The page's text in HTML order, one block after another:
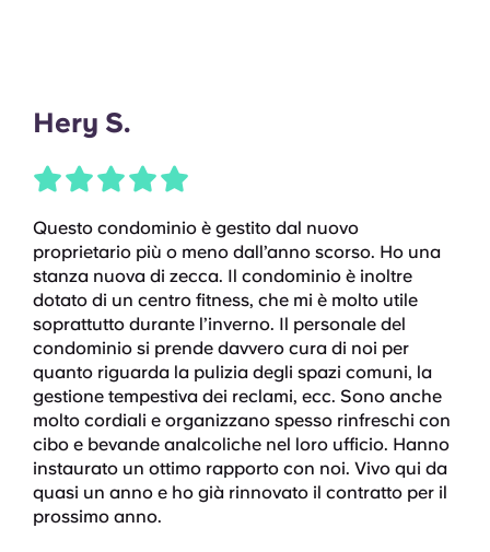
Hery S.
Questo condominio è gestito dal nuovo
proprietario più o meno dall’anno scorso. Ho una
stanza nuova di zecca. Il condominio è inoltre
dotato di un centro fitness, che mi è molto utile
soprattutto durante l’inverno. Il personale del
condominio si prende davvero cura di noi per
quanto riguarda la pulizia degli spazi comuni, la
gestione tempestiva dei reclami, ecc. Sono anche
molto cordiali e organizzano spesso rinfreschi con
cibo e bevande analcoliche nel loro ufficio. Hanno
instaurato un ottimo rapporto con noi. Vivo qui da
quasi un anno e ho già rinnovato il contratto per il
prossimo anno.